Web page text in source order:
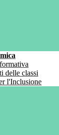
delle classi
l'Inclusione